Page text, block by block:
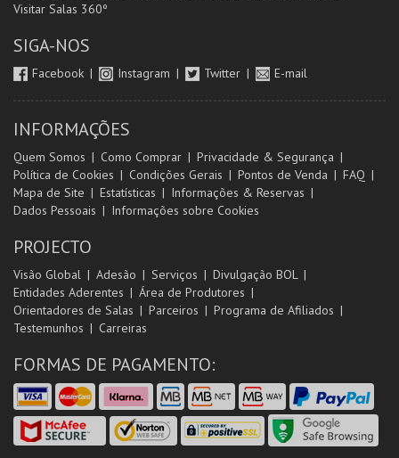
Visitar Salas 360º
SIGA-NOS
Facebook Instagram Twitter E-mail
INFORMAÇÕES
Quem Somos Como Comprar
Privacidade & Segurança
Política de Cookies
Condições Gerais Pontos de Venda
FAQ
Mapa de Site
Estatísticas
Informações & Reservas
Dados Pessoais
Informações sobre Cookies
PROJECTO
Visão Global Adesão Serviços
Divulgação BOL
Entidades Aderentes
Área de Produtores
Orientadores de Salas
Parceiros
Programa de Afiliados
Testemunhos
Carreiras
FORMAS DE PAGAMENTO: